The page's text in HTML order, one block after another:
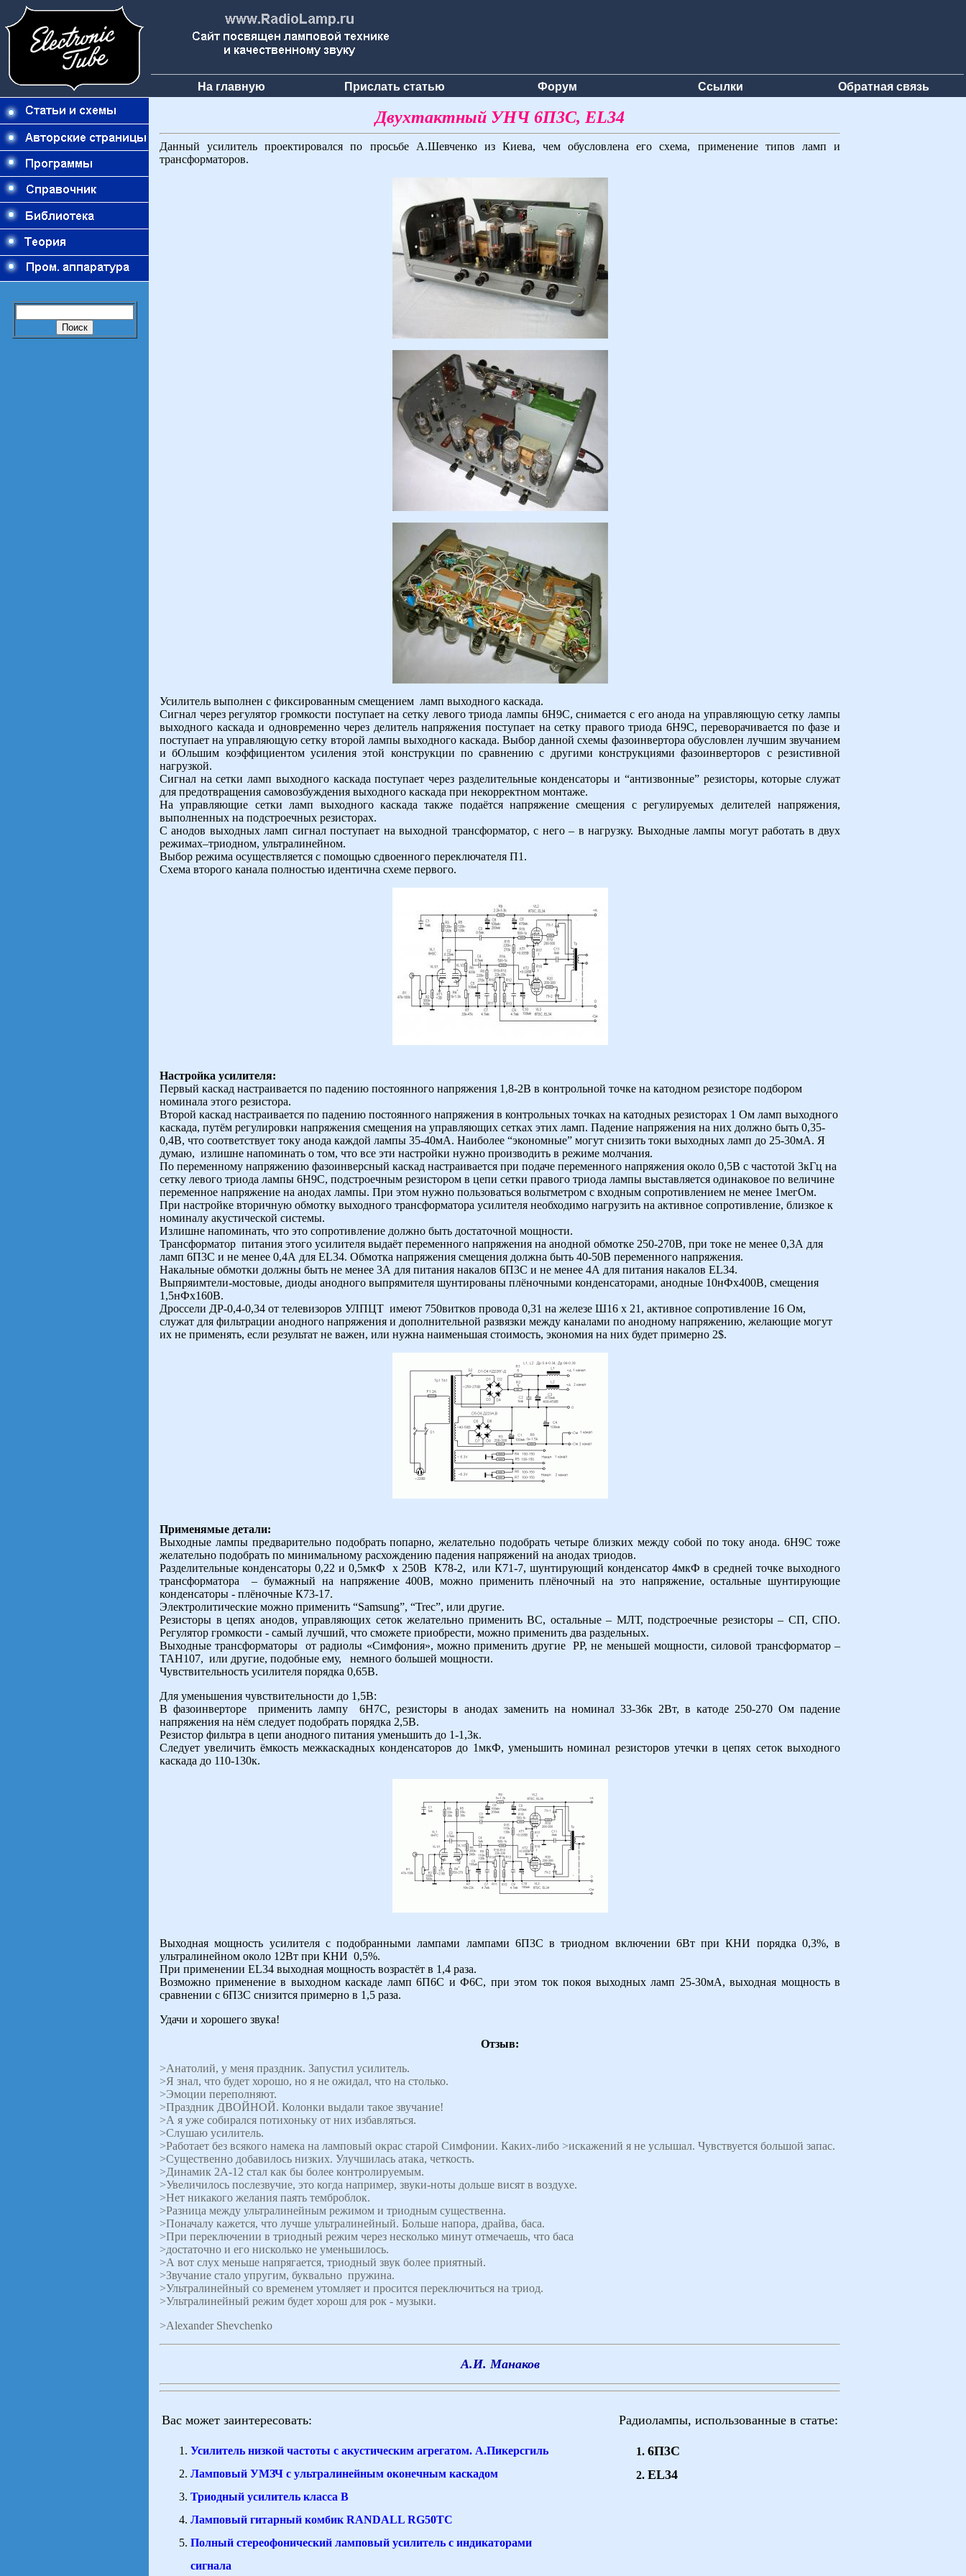
На главную Прислать статью Форум Ссылки Обратная связь
Двухтактный УНЧ 6П3С, EL34
Данный усилитель проектировался по просьбе А.Шевченко из Киева, чем обусловлена его схема, применение типов ламп и
трансформаторов.
Усилитель выполнен с фиксированным смещением ламп выходного каскада.
Сигнал через регулятор громкости поступает на сетку левого триода лампы 6Н9С, снимается с его анода на управляющую сетку лампы
выходного каскада и одновременно через делитель напряжения поступает на сетку правого триода 6Н9С, переворачивается по фазе и
поступает на управляющую сетку второй лампы выходного каскада. Выбор данной схемы фазоинвертора обусловлен лучшим звучанием
и бОльшим коэффициентом усиления этой конструкции по сравнению с другими конструкциями фазоинверторов с резистивной
нагрузкой.
Сигнал на сетки ламп выходного каскада поступает через разделительные конденсаторы и “антизвонные” резисторы, которые служат
для предотвращения самовозбуждения выходного каскада при некорректном монтаже.
На управляющие сетки ламп выходного каскада также подаётся напряжение смещения с регулируемых делителей напряжения,
выполненных на подстроечных резисторах.
С анодов выходных ламп сигнал поступает на выходной трансформатор, с него – в нагрузку. Выходные лампы могут работать в двух
режимах–триодном, ультралинейном.
Выбор режима осуществляется с помощью сдвоенного переключателя П1.
Схема второго канала полностью идентична схеме первого.
Настройка усилителя:
Первый каскад настраивается по падению постоянного напряжения 1,8-2В в контрольной точке на катодном резисторе подбором
номинала этого резистора.
Второй каскад настраивается по падению постоянного напряжения в контрольных точках на катодных резисторах 1 Ом ламп выходного
каскада, путём регулировки напряжения смещения на управляющих сетках этих ламп. Падение напряжения на них должно быть 0,35-
0,4В, что соответствует току анода каждой лампы 35-40мА. Наиболее “экономные” могут снизить токи выходных ламп до 25-30мА. Я
думаю, излишне напоминать о том, что все эти настройки нужно производить в режиме молчания.
По переменному напряжению фазоинверсный каскад настраивается при подаче переменного напряжения около 0,5В с частотой 3кГц на
сетку левого триода лампы 6Н9С, подстроечным резистором в цепи сетки правого триода лампы выставляется одинаковое по величине
переменное напряжение на анодах лампы. При этом нужно пользоваться вольтметром с входным сопротивлением не менее 1мегОм.
При настройке вторичную обмотку выходного трансформатора усилителя необходимо нагрузить на активное сопротивление, близкое к
номиналу акустической системы.
Излишне напоминать, что это сопротивление должно быть достаточной мощности.
Трансформатор питания этого усилителя выдаёт переменного напряжения на анодной обмотке 250-270В, при токе не менее 0,3А для
ламп 6П3С и не менее 0,4А для EL34. Обмотка напряжения смещения должна быть 40-50В переменного напряжения.
Накальные обмотки должны быть не менее 3А для питания накалов 6П3С и не менее 4А для питания накалов EL34.
Выпряимтели-мостовые, диоды анодного выпрямителя шунтированы плёночными конденсаторами, анодные 10нФх400В, смещения
1,5нФх160В.
Дроссели ДР-0,4-0,34 от телевизоров УЛПЦТ имеют 750витков провода 0,31 на железе Ш16 х 21, активное сопротивление 16 Ом,
служат для фильтрации анодного напряжения и дополнительной развязки между каналами по анодному напряжению, желающие могут
их не применять, если результат не важен, или нужна наименьшая стоимость, экономия на них будет примерно 2$.
Применямые детали:
Выходные лампы предварительно подобрать попарно, желательно подобрать четыре близких между собой по току анода. 6Н9С тоже
желательно подобрать по минимальному расхождению падения напряжений на анодах триодов.
Разделительные конденсаторы 0,22 и 0,5мкФ х 250В К78-2, или К71-7, шунтирующий конденсатор 4мкФ в средней точке выходного
трансформатора – бумажный на напряжение 400В, можно применить плёночный на это напряжение, остальные шунтирующие
конденсаторы - плёночные К73-17.
Электролитические можно применить “Samsung”, “Treс”, или другие.
Резисторы в цепях анодов, управляющих сеток желательно применить ВС, остальные – МЛТ, подстроечные резисторы – СП, СПО.
Регулятор громкости - самый лучший, что сможете приобрести, можно применить два раздельных.
Выходные трансформаторы от радиолы «Симфония», можно применить другие РР, не меньшей мощности, силовой трансформатор –
ТАН107, или другие, подобные ему, немного большей мощности.
Чувствительность усилителя порядка 0,65В.
Для уменьшения чувствительности до 1,5В:
В фазоинверторе применить лампу 6Н7С, резисторы в анодах заменить на номинал 33-36к 2Вт, в катоде 250-270 Ом падение
напряжения на нём следует подобрать порядка 2,5В.
Резистор фильтра в цепи анодного питания уменьшить до 1-1,3к.
Следует увеличить ёмкость межкаскадных конденсаторов до 1мкФ, уменьшить номинал резисторов утечки в цепях сеток выходного
каскада до 110-130к.
Выходная мощность усилителя с подобранными лампами лампами 6П3С в триодном включении 6Вт при КНИ порядка 0,3%, в
ультралинейном около 12Вт при КНИ 0,5%.
При применении EL34 выходная мощность возрастёт в 1,4 раза.
Возможно применение в выходном каскаде ламп 6П6С и Ф6С, при этом ток покоя выходных ламп 25-30мА, выходная мощность в
сравнении с 6П3С снизится примерно в 1,5 раза.
Удачи и хорошего звука!
Отзыв:
>Анатолий, у меня праздник. Запустил усилитель.
>Я знал, что будет хорошо, но я не ожидал, что на столько.
>Эмоции переполняют.
>Праздник ДВОЙНОЙ. Колонки выдали такое звучание!
>А я уже собирался потихоньку от них избавляться.
>Слушаю усилитель.
>Работает без всякого намека на ламповый окрас старой Симфонии. Каких-либо >искажений я не услышал. Чувствуется большой запас.
>Существенно добавилось низких. Улучшилась атака, четкость.
>Динамик 2А-12 стал как бы более контролируемым.
>Увеличилось послезвучие, это когда например, звуки-ноты дольше висят в воздухе.
>Нет никакого желания паять темброблок.
>Разница между ультралинейным режимом и триодным существенна.
>Поначалу кажется, что лучше ультралинейный. Больше напора, драйва, баса.
>При переключении в триодный режим через несколько минут отмечаешь, что баса
>достаточно и его нисколько не уменьшилось.
>А вот слух меньше напрягается, триодный звук более приятный.
>Звучание стало упругим, буквально пружина.
>Ультралинейный со временем утомляет и просится переключиться на триод.
>Ультралинейный режим будет хорош для рок - музыки.
>Alexander Shevchenko
А.И. Манаков
Вас может заинтересовать:
Усилитель низкой частоты с акустическим агрегатом. А.Пикерсгиль
Ламповый УМЗЧ с ультралинейным оконечным каскадом
Триодный усилитель класса В
Ламповый гитарный комбик RANDALL RG50TC
Полный стереофонический ламповый усилитель с индикаторами
сигнала
Радиолампы, использованные в статье:
6П3С
EL34